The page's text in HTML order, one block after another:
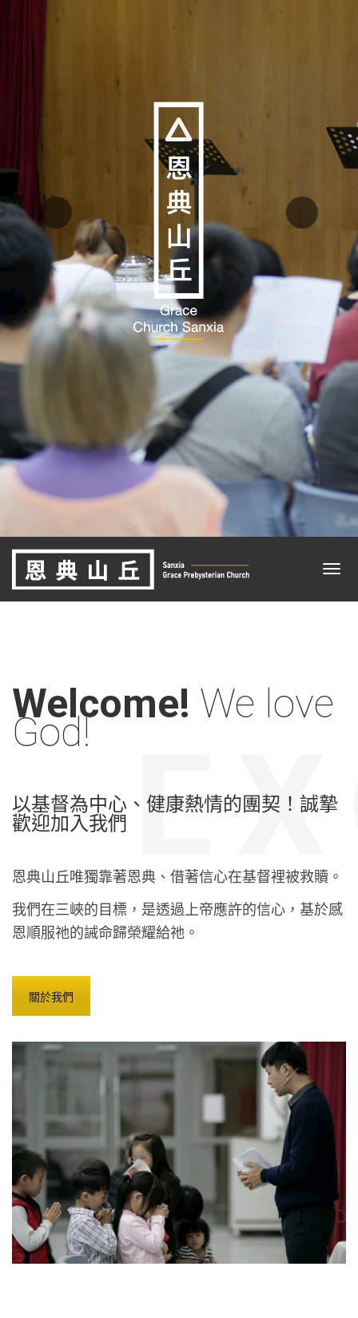
Welcome! We love
God!
以基督為中心、健康熱情的團契！誠摯
歡迎加入我們
恩典山丘唯獨靠著恩典、借著信心在基督裡被救贖。
我們在三峽的目標，是透過上帝應許的信心，基於感
恩順服祂的誡命歸榮耀給祂。
關於我們